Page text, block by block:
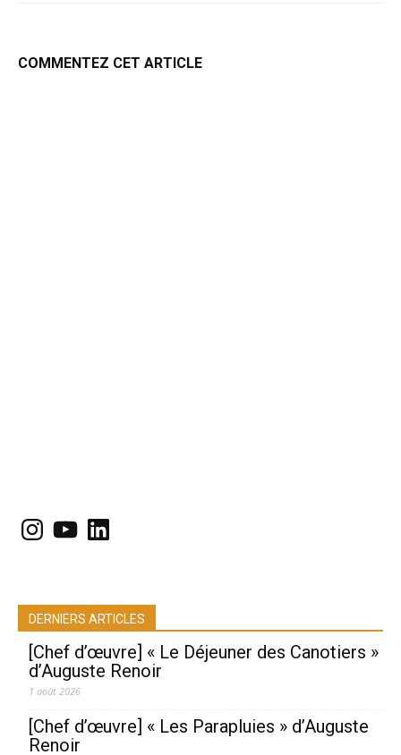
COMMENTEZ CET ARTICLE
Instagram
YouTubeLinkedIn
DERNIERS ARTICLES
[Chef d’œuvre] « Le Déjeuner des Canotiers »
d’Auguste Renoir
1 août 2026
[Chef d’œuvre] « Les Parapluies » d’Auguste
Renoir